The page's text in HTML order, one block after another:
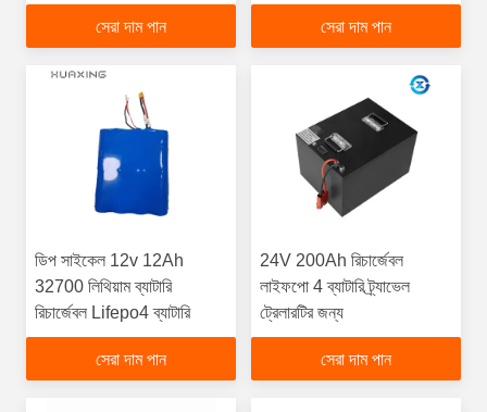
সেরা দাম পান সেরা দাম পান
ডিপ সাইকেল 12v 12Ah
32700 লিথিয়াম ব্যাটারি
রিচার্জেবল Lifepo4 ব্যাটারি
সেরা দাম পান
24V 200Ah রিচার্জেবল
লাইফপো 4 ব্যাটারি ট্র্যাভেল
ট্রেলারটির জন্য
সেরা দাম পান